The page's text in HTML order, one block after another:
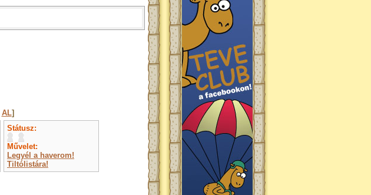
AL]
Státusz:
Művelet:
Legyél a haverom!
Tiltólistára!